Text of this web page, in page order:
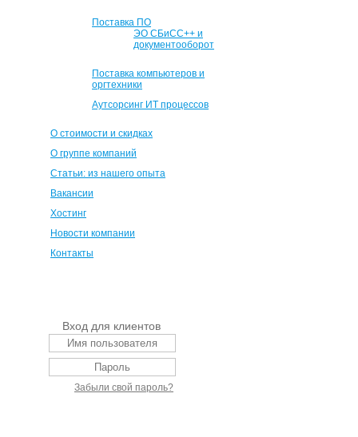
Поставка ПО
ЭО СБиСС++ и
документооборот
Поставка компьютеров и
оргтехники
Аутсорсинг ИТ процессов
О стоимости и скидках
О группе компаний
Статьи: из нашего опыта
Вакансии
Хостинг
Новости компании
Контакты
Вход для клиентов
Забыли свой пароль?